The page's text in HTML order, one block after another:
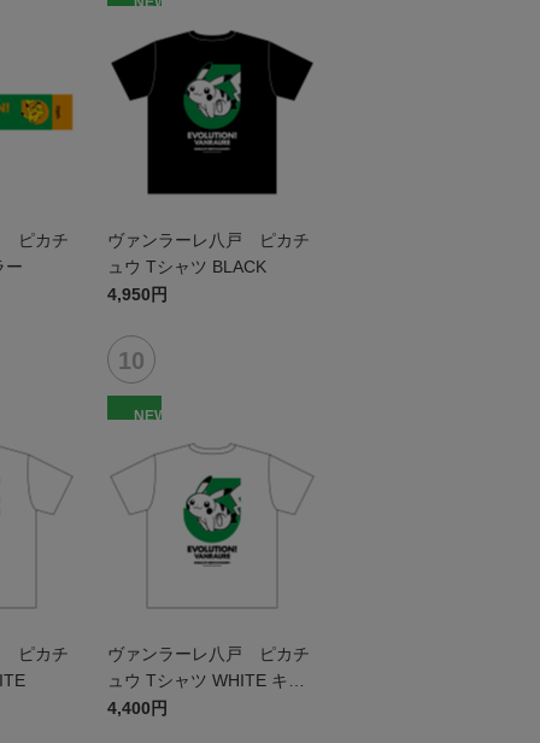
ピカチ
ー
ヴァンラーレ八戸 ピカチ
ュウ Tシャツ BLACK
4,950円
ピカチ
NEW
ヴァンラーレ八戸 ピカチ
ュウ Tシャツ WHITE キッ
ズ
4,400円